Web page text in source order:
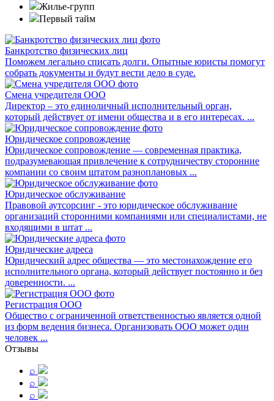
Жилье-групп
Первый тайм
Банкротство физических лиц
Поможем легально списать долги. Опытные юристы помогут
собрать документы и будут вести дело в суде.
Смена учредителя ООО
Директор – это единоличный исполнительный орган,
который действует от имени общества и в его интересах. ...
Юридическое сопровождение
Юридическое сопровождение — современная практика,
подразумевающая привлечение к сотрудничеству сторонние
компании со своим штатом разноплановых ...
Юридическое обслуживание
Правовой аутсорсинг - это юридическое обслуживание
организаций сторонними компаниями или специалистами, не
входящими в штат ...
Юридические адреса
Юридический адрес общества — это местонахождение его
исполнительного органа, который действует постоянно и без
доверенности. ...
Регистрация ООО
Общество с ограниченной ответственностью является одной
из форм ведения бизнеса. Организовать ООО может один
человек ...
Отзывы
⌕
⌕
⌕